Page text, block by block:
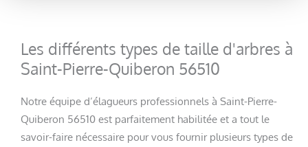
Les différents types de taille d'arbres à
Saint-Pierre-Quiberon 56510
Notre équipe d’élagueurs professionnels à Saint-Pierre-
Quiberon 56510 est parfaitement habilitée et a tout le
savoir-faire nécessaire pour vous fournir plusieurs types de